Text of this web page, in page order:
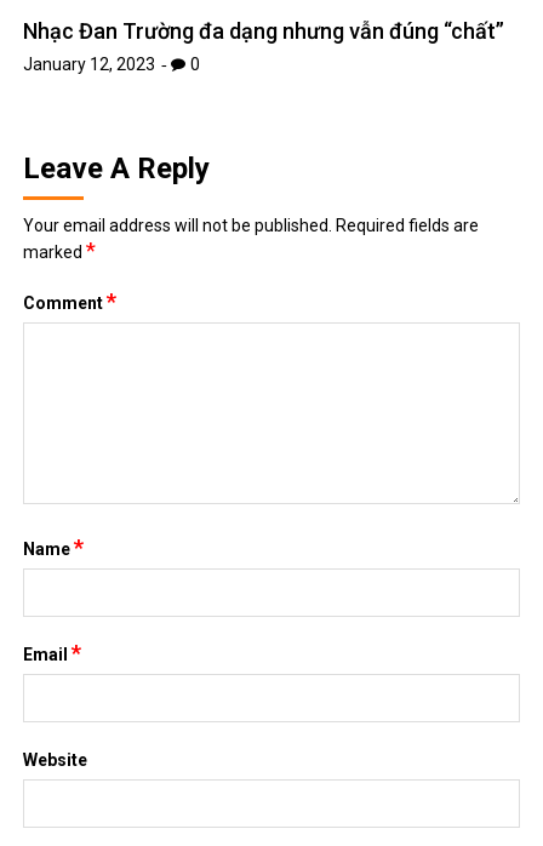
Nhạc Đan Trường đa dạng nhưng vẫn đúng “chất”
January 12, 2023 0
Leave A Reply
Your email address will not be published. Required fields are
marked*
Comment*
Name*
Email*
Website